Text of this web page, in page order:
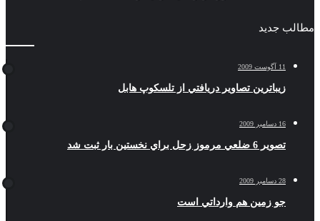
مطالب جدید
11 آگوست 2009
زيباترين تصاوير دريافتي از تلسكوپ هابل
16 دسامبر 2009
تصوير 6 ضلعي مرموز زحل براي نخستين بار ثبت شد
28 دسامبر 2009
جو زمين هم وارداتي است